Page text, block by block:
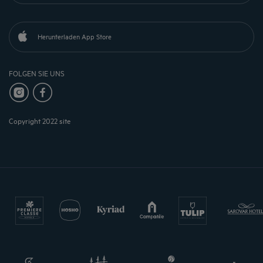
Herunterladen App Store
FOLGEN SIE UNS
Copyright 2022 site